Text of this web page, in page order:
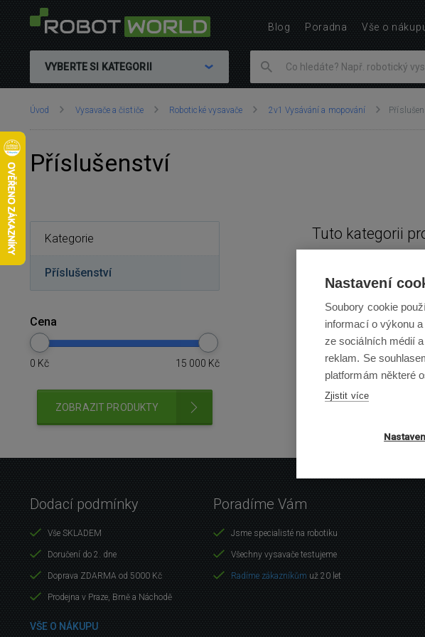
VYBERTE SI KATEGORII
Nacházíte
Úvod Vysavače a čističe Robotické vysavače 2v1 Vysávání a mopování
Příslušenství
Tuto kategorii
Kategorie
Příslušenství
Cena
0 Kč 15 000 Kč
ZOBRAZIT PRODUKTY
Blog Poradna Vše o
Dodací podmínky
Vše SKLADEM
Doručení do 2. dne
Doprava ZDARMA od 5000 Kč
Prodejna v Praze, Brně a Náchodě
VŠE O NÁKUPU
Poradíme Vám
Jsme specialisté na robotiku
Všechny vysavače testujeme
Radíme zákazníkům už 20 let
Nastavení
Soubory cookie
informací o výkonu
ze sociálních médií
reklam. Se
platformám některé
Zjistit více